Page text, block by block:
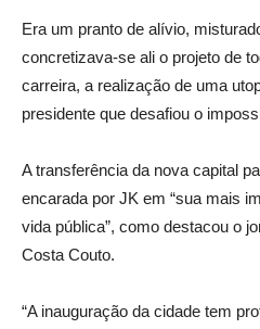
Era um pranto de alívio,
concretizava-se ali o projeto de
carreira, a realização de uma
presidente que desafiou o
A transferência da nova capital
encarada por JK em “sua mais
vida pública”, como destacou o
Costa Couto.
“A inauguração da cidade tem